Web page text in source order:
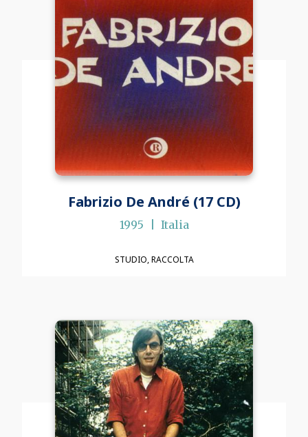
Fabrizio De André (17 CD)
1995 Italia
STUDIO RACCOLTA